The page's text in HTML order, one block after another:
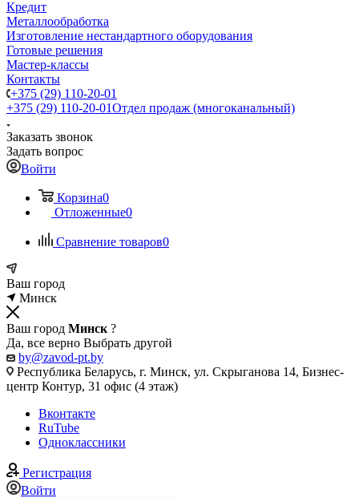
Кредит
Металлообработка
Изготовление нестандартного оборудования
Готовые решения
Мастер-классы
Контакты
+375 (29) 110-20-01
+375 (29) 110-20-01Отдел продаж (многоканальный)
Заказать звонок
Задать вопрос
Войти
Корзина0
Отложенные0
Сравнение товаров0
Ваш город
Минск
Ваш город Минск ?
Да, все верно Выбрать другой
by@zavod-pt.by
Республика Беларусь, г. Минск, ул. Скрыганова 14, Бизнес-
центр Контур, 31 офис (4 этаж)
Вконтакте
RuTube
Одноклассники
Регистрация
Войти